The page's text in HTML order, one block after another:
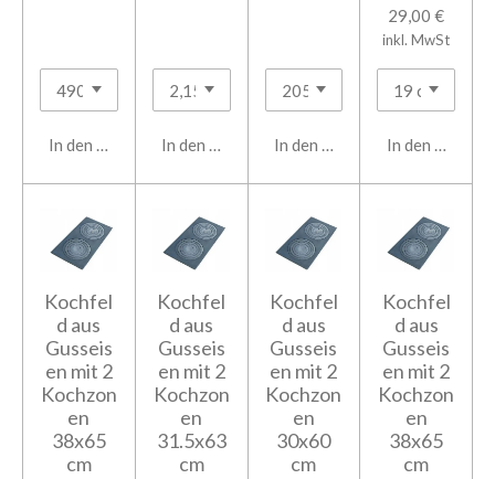
In den WarenkorbIn den WarenkorbIn den Warenkorb
29,00 €
inkl. MwSt
In den
Kochfel
d aus
Gusseis
en mit 2
Kochzon
en
38x65
cm
Kochfel
d aus
Gusseis
en mit 2
Kochzon
en
31.5x63
cm
Kochfel
d aus
Gusseis
en mit 2
Kochzon
en
30x60
cm
Kochfel
d aus
Gusseis
en mit 2
Kochzon
en
38x65
cm